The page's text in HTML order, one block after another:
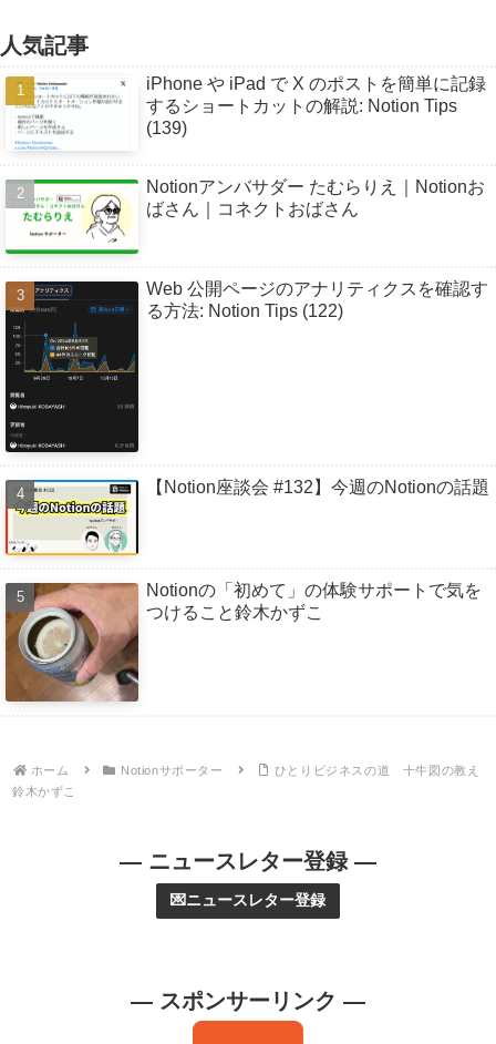
人気記事
iPhone や iPad で X のポストを簡単に記録
するショートカットの解説: Notion Tips
(139)
Notionアンバサダー たむらりえ｜Notionお
ばさん｜コネクトおばさん
Web 公開ページのアナリティクスを確認す
る方法: Notion Tips (122)
【Notion座談会 #132】今週のNotionの話題
Notionの「初めて」の体験サポートで気を
つけること鈴木かずこ
ホーム Notionサポーター
ひとりビジネスの道 十牛図の教え
鈴木かずこ
— ニュースレター登録 —
💌ニュースレター登録
— スポンサーリンク —